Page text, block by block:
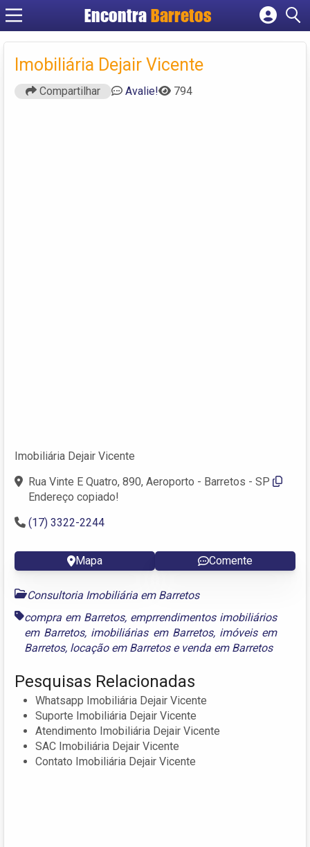
Encontra Barretos
Cadastrar empresa
Criar conta
Imobiliária Dejair Vicente
Compartilhar Avalie! 794
Imobiliária Dejair Vicente
Rua Vinte E Quatro, 890, Aeroporto - Barretos - SP
Endereço copiado!
(17) 3322-2244
Mapa Comente
Consultoria Imobiliária em Barretos
compra em Barretos, emprrendimentos imobiliários
em Barretos, imobiliárias em Barretos, imóveis em
Barretos, locação em Barretose venda em Barretos
Pesquisas Relacionadas
Whatsapp Imobiliária Dejair Vicente
Suporte Imobiliária Dejair Vicente
Atendimento Imobiliária Dejair Vicente
SAC Imobiliária Dejair Vicente
Contato Imobiliária Dejair Vicente